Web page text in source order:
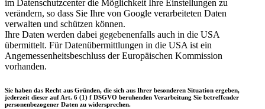
im Datenschutzcenter die Möglichkeit Ihre Einstellungen zu
verändern, so dass Sie Ihre von Google verarbeiteten Daten
verwalten und schützen können.
Ihre Daten werden dabei gegebenenfalls auch in die USA
übermittelt. Für Datenübermittlungen in die USA ist ein
Angemessenheitsbeschluss der Europäischen Kommission
vorhanden.
Sie haben das Recht aus Gründen, die sich aus Ihrer besonderen Situation ergeben,
jederzeit dieser auf Art. 6 (1) f DSGVO beruhenden Verarbeitung Sie betreffender
personenbezogener Daten zu widersprechen.